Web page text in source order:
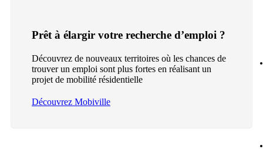
Prêt à élargir votre recherche d’emploi ?
Découvrez de nouveaux territoires où les chances de
trouver un emploi sont plus fortes en réalisant un
projet de mobilité résidentielle
Découvrez Mobiville